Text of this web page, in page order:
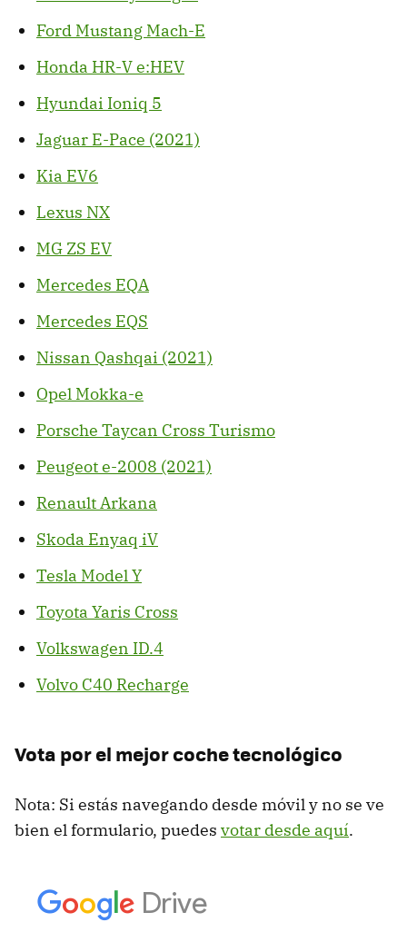
Ford Mustang Mach-E
Honda HR-V e:HEV
Hyundai Ioniq 5
Jaguar E-Pace (2021)
Kia EV6
Lexus NX
MG ZS EV
Mercedes EQA
Mercedes EQS
Nissan Qashqai (2021)
Opel Mokka-e
Porsche Taycan Cross Turismo
Peugeot e-2008 (2021)
Renault Arkana
Skoda Enyaq iV
Tesla Model Y
Toyota Yaris Cross
Volkswagen ID.4
Volvo C40 Recharge
Vota por el mejor coche tecnológico
Nota: Si estás navegando desde móvil y no se ve
bien el formulario, puedes votar desde aquí.